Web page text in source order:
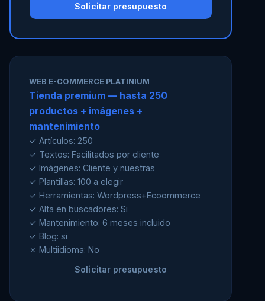
Solicitar presupuesto
WEB E-COMMERCE PLATINIUM
Tienda premium — hasta 250
productos + imágenes +
mantenimiento
✓ Artículos: 250
✓ Textos: Facilitados por cliente
✓ Imágenes: Cliente y nuestras
✓ Plantillas: 100 a elegir
✓ Herramientas: Wordpress+Ecoommerce
✓ Alta en buscadores: Si
✓ Mantenimiento: 6 meses incluido
✓ Blog: si
✗ Multiidioma: No
Solicitar presupuesto